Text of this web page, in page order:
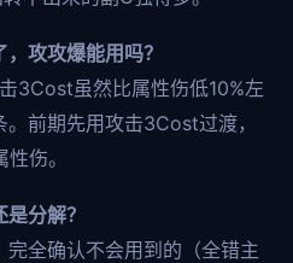
攻攻爆能用吗？
3Cost虽然比属性伤低10%左
前期先用攻击3Cost过渡，
伤。
分解？
全确认不会用到的（全错主